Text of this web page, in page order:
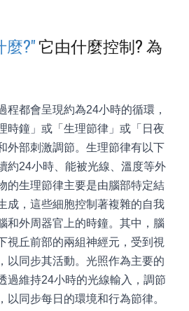
麼?"它由什麼控制? 為
程都會呈現約為24小時的循環，
時鐘 」或 「生理節律」或 「 日夜
外部刺激調節。生理節律有以下
約24小時、能被光線、溫度等外
的生理節律主要是由腦部特定結
成，這些細胞控制著複雜的自我
和外周器官上的時鐘。其中，腦
視丘前部的兩組神經元，受到視
以同步其活動。光照作為主要的
過維持24小時的光線輸入，調節
以同步每日的環境和行為節律。